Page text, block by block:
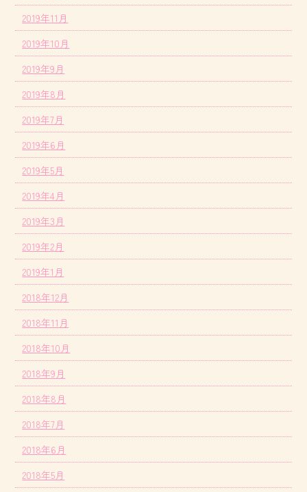
2019年11月
2019年10月
2019年9月
2019年8月
2019年7月
2019年6月
2019年5月
2019年4月
2019年3月
2019年2月
2019年1月
2018年12月
2018年11月
2018年10月
2018年9月
2018年8月
2018年7月
2018年6月
2018年5月